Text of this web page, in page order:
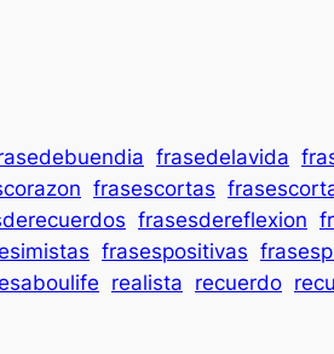
frasedelavida
frasescortas
frasesdereflexion
frasespositivas
realista recuerdo